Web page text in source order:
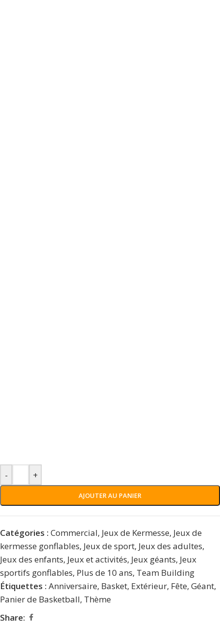
- +
AJOUTER AU PANIER
Catégories : Commercial, Jeux de Kermesse, Jeux de
kermesse gonflables, Jeux de sport, Jeux des adultes,
Jeux des enfants, Jeux et activités, Jeux géants, Jeux
sportifs gonflables, Plus de 10 ans, Team Building
Étiquettes : Anniversaire, Basket, Extérieur, Fête, Géant,
Panier de Basketball, Thème
Share: